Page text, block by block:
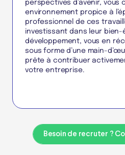
perspectives d’avenir, vous
environnement propice à
professionnel de ces
investissant dans leur
développement, vous en
sous forme d’une main-
prête à contribuer
votre entreprise.
Besoin de recruter ?